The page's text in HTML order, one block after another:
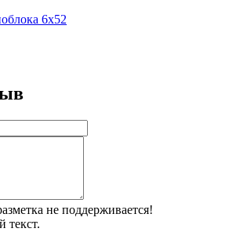
не поддерживается!
текст.